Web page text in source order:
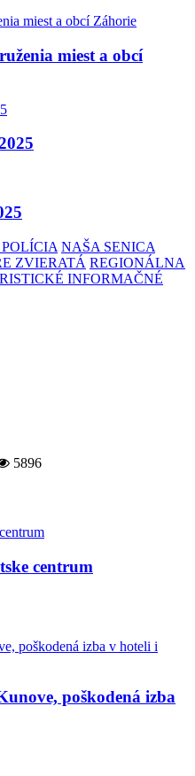
miest a obcí
NAŠA SENICA
ZVIERATÁ REGIONÁLNA
INFORMAČNÉ
5896
centrum
poškodená izba